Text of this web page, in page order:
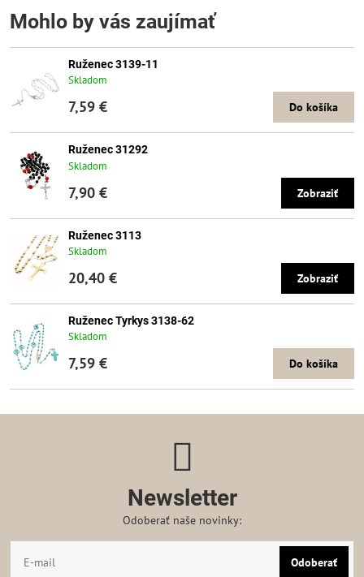
Mohlo by vás zaujímať
Ruženec 3139-11
Skladom
7,59 € Do košíka
Ruženec 31292
Skladom
7,90 € Zobraziť
Ruženec 3113
Skladom
20,40 € Zobraziť
Ruženec Tyrkys 3138-62
Skladom
7,59 € Do košíka
Newsletter
Odoberať naše novinky:
Odoberať